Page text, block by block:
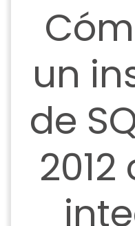
un
de
2012